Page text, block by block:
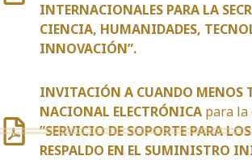
INTERNACIONALES PARA LA
CIENCIA, HUMANIDADES,
INNOVACIÓN”.
INVITACIÓN A CUANDO MENOS
NACIONAL ELECTRÓNICA para la
”SERVICIO DE SOPORTE PARA
RESPALDO EN EL SUMINISTRO